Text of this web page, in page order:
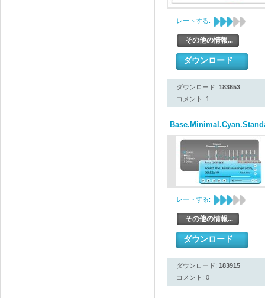
レートする:
その他の情報...
ダウンロード
ダウンロード: 183653
コメント: 1
レートする:
その他の情報...
ダウンロード
ダウンロード: 183915
コメント: 0